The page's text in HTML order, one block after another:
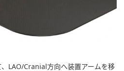
LAO/Cranial方向へ装置アームを移